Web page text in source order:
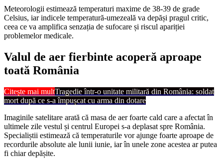
Meteorologii estimează temperaturi maxime de 38-39 de grade
Celsius, iar indicele temperatură-umezeală va depăși pragul critic,
ceea ce va amplifica senzația de sufocare și riscul apariției
problemelor medicale.
Valul de aer fierbinte acoperă aproape
toată România
Citește mai multTragedie într-o unitate militară din România: soldat
mort după ce s-a împușcat cu arma din dotare
Imaginile satelitare arată că masa de aer foarte cald care a afectat în
ultimele zile vestul și centrul Europei s-a deplasat spre România.
Specialiștii estimează că temperaturile vor ajunge foarte aproape de
recordurile absolute ale lunii iunie, iar în unele zone acestea ar putea
fi chiar depășite.